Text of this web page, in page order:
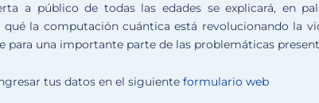
a público de todas las edades se explicará, en
la computación cuántica está revolucionando la
para una importante parte de las problemáticas
tus datos en el siguiente formulario web